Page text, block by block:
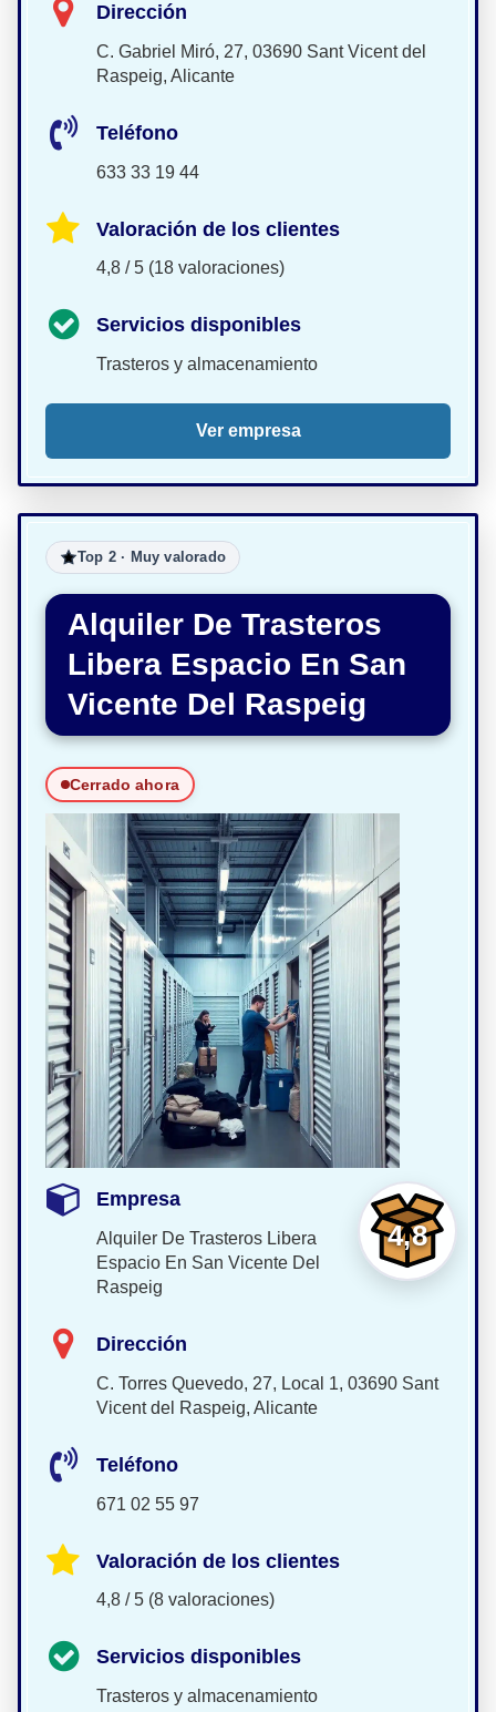
Dirección
C. Gabriel Miró, 27, 03690 Sant Vicent del
Raspeig, Alicante
Teléfono
633 33 19 44
Valoración de los clientes
4,8 / 5 (18 valoraciones)
Servicios disponibles
Trasteros y almacenamiento
Ver empresa
Top 2 · Muy valorado
Alquiler De Trasteros
Libera Espacio En San
Vicente Del Raspeig
Cerrado ahora
4,8
Empresa
Alquiler De Trasteros Libera
Espacio En San Vicente Del
Raspeig
Dirección
C. Torres Quevedo, 27, Local 1, 03690 Sant
Vicent del Raspeig, Alicante
Teléfono
671 02 55 97
Valoración de los clientes
4,8 / 5 (8 valoraciones)
Servicios disponibles
Trasteros y almacenamiento